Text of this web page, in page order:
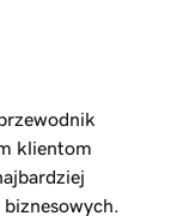
klientom